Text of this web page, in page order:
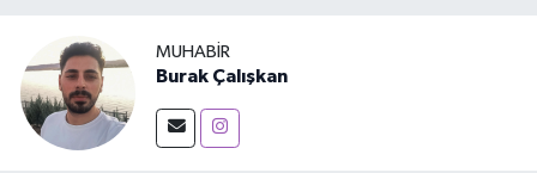
MUHABIR
Burak Çalışkan